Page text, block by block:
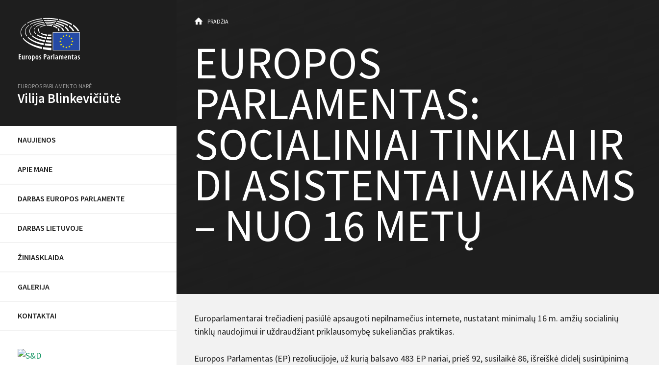
EUROPOS PARLAMENTO NARĖ
Vilija Blinkevičiūtė
NAUJIENOS
APIE MANE
DARBAS EUROPOS PARLAMENTE
DARBAS LIETUVOJE
ŽINIASKLAIDA
GALERIJA
KONTAKTAI
PRADŽIA
EUROPOS
PARLAMENTAS:
SOCIALINIAI TINKLAI IR
DI ASISTENTAI VAIKAMS
– NUO 16 METŲ
Europarlamentarai trečiadienį pasiūlė apsaugoti nepilnamečius internete, nustatant minimalų 16 m. amžių socialinių
tinklų naudojimui ir uždraudžiant priklausomybę sukeliančias praktikas.
Europos Parlamentas (EP) rezoliucijoje, už kurią balsavo 483 EP nariai, prieš 92, susilaikė 86, išreiškė didelį susirūpinimą